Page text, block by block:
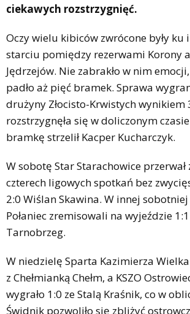
ciekawych rozstrzygnięć.
Oczy wielu kibiców zwrócone były ku
starciu pomiędzy rezerwami Korony
Jędrzejów. Nie zabrakło w nim
padło aż pięć bramek. Sprawa
drużyny Złocisto-Krwistych wynikiem
rozstrzygnęła się w doliczonym
bramkę strzelił Kacper Kucharczyk.
W sobotę Star Starachowice przerwał
czterech ligowych spotkań bez
2:0 Wiślan Skawina. W innej
Połaniec zremisowali na wyjeździe
Tarnobrzeg.
W niedzielę Sparta Kazimierza
z Chełmianką Chełm, a KSZO
wygrało 1:0 ze Stalą Kraśnik, co w
Świdnik pozwoliło się zbliżyć